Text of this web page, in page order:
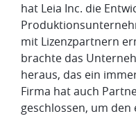
hat Leia Inc. die
mit Lizenzpartnern
brachte das
heraus, das ein
Firma hat auch
geschlossen, um